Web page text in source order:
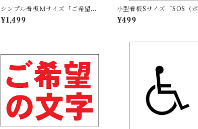
シンプル看板Ｍサイズ「ご希望の
文字横型（黒字）」【オリジナ
ル・オーダー】屋外可
¥1,499
小型看板Sサイズ「SOS（
ン）マーク（赤）」 屋外可
の他・マーク】
¥499